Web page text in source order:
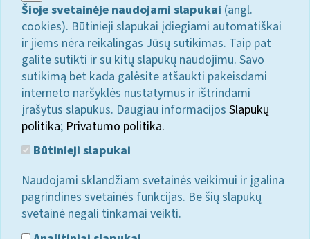
Šioje svetainėje naudojami slapukai (angl.
cookies). Būtinieji slapukai įdiegiami automatiškai
ir jiems nėra reikalingas Jūsų sutikimas. Taip pat
galite sutikti ir su kitų slapukų naudojimu. Savo
sutikimą bet kada galėsite atšaukti pakeisdami
interneto naršyklės nustatymus ir ištrindami
įrašytus slapukus. Daugiau informacijos Slapukų
politika; Privatumo politika.
Būtinieji slapukai
Naudojami sklandžiam svetainės veikimui ir įgalina
pagrindines svetainės funkcijas. Be šių slapukų
svetainė negali tinkamai veikti.